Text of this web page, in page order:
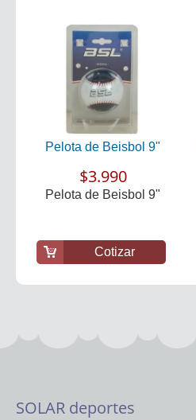
Pelota de Beisbol 9"
$3.990
Pelota de Beisbol 9"
Cotizar
SOLAR deportes